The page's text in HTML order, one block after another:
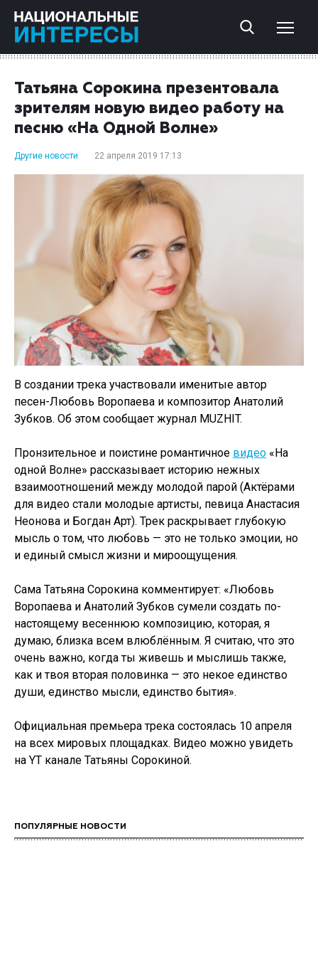
Татьяна Сорокина презентовала
зрителям новую видео работу на
песню «На Одной Волне»
Другие новости 22 апреля 2019 17:13
В создании трека участвовали именитые автор
песен-Любовь Воропаева и композитор Анатолий
Зубков. Об этом сообщает журнал MUZHIT.
Пронзительное и поистине романтичное видео «На
одной Волне» рассказывает историю нежных
взаимоотношений между молодой парой (Актёрами
для видео стали молодые артисты, певица Анастасия
Неонова и Богдан Арт). Трек раскрывает глубокую
мысль о том, что любовь — это не только эмоции, но
и единый смысл жизни и мироощущения.
Сама Татьяна Сорокина комментирует: «Любовь
Воропаева и Анатолий Зубков сумели создать по-
настоящему весеннюю композицию, которая, я
думаю, близка всем влюблённым. Я считаю, что это
очень важно, когда ты живешь и мыслишь также,
как и твоя вторая половинка — это некое единство
души, единство мысли, единство бытия».
Официальная премьера трека состоялась 10 апреля
на всех мировых площадках. Видео можно увидеть
на YT канале Татьяны Сорокиной.
ПОПУЛЯРНЫЕ НОВОСТИ